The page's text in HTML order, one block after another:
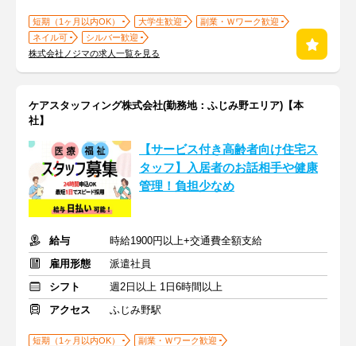
短期（1ヶ月以内OK） 大学生歓迎
副業・Ｗワーク歓迎
ネイル可
シルバー歓迎
株式会社ノジマの求人一覧を見る
ケアスタッフィング株式会社(勤務地：ふじみ野エリア)【本
社】
【サービス付き高齢者向け住宅ス
タッフ】入居者のお話相手や健康
管理！負担少なめ
給与
時給1900円以上+交通費全額支給
雇用形態
派遣社員
シフト
週2日以上 1日6時間以上
アクセス
ふじみ野駅
短期（1ヶ月以内OK）
副業・Ｗワーク歓迎